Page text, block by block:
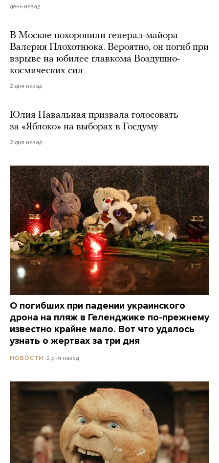
день назад
В Москве похоронили генерал-майора
Валерия Плохотнюка. Вероятно, он погиб при
взрыве на юбилее главкома Воздушно-
космических сил
2 дня назад
Юлия Навальная призвала голосовать
за «Яблоко» на выборах в Госдуму
2 дня назад
О погибших при падении украинского
дрона на пляж в Геленджике по-прежнему
известно крайне мало. Вот что удалось
узнать о жертвах за три дня
НОВОСТИ 2 дня назад